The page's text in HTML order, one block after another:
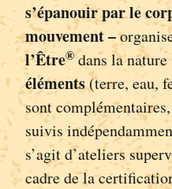
s’épanouir par le
mouvement –
l’Être®dans la nature
éléments(terre, eau,
sont
suivis
s’agit d’ateliers
cadre de la